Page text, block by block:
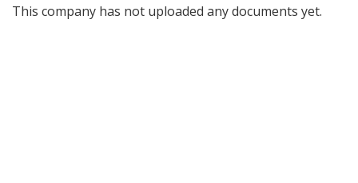
This company has not uploaded any documents yet.